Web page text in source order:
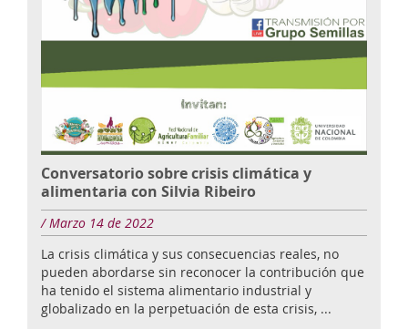
Conversatorio sobre crisis climática y
alimentaria con Silvia Ribeiro
/ Marzo 14 de 2022
La crisis climática y sus consecuencias reales, no
pueden abordarse sin reconocer la contribución que
ha tenido el sistema alimentario industrial y
globalizado en la perpetuación de esta crisis, ...